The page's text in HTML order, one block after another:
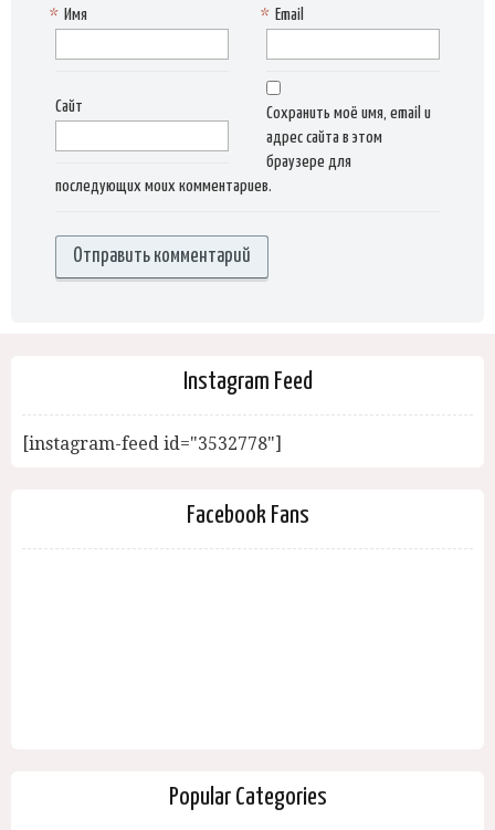
Имя
* Email
*
Сайт
Сохранить моё имя, email и
адрес сайта в этом
браузере для
последующих моих комментариев.
Instagram Feed
[instagram-feed id="3532778"]
Facebook Fans
Popular Categories